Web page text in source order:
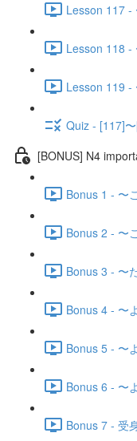
Lesson 117 -
Lesson 118 -
Lesson 119 -
Quiz - [117]
[BONUS] N4
Bonus 1 - 〜
Bonus 2 - 〜
Bonus 3 - 〜
Bonus 4 - 〜
Bonus 5 - 〜
Bonus 6 - 〜
Bonus 7 - 受